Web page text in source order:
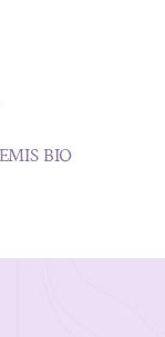
BIO